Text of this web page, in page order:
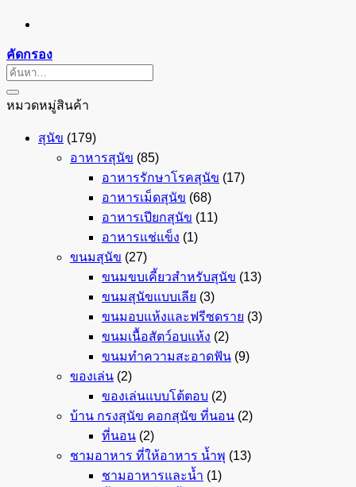
คัดกรอง
ค้นหา:
หมวดหมู่สินค้า
สุนัข (179)
อาหารสุนัข (85)
อาหารรักษาโรคสุนัข (17)
อาหารเม็ดสุนัข (68)
อาหารเปียกสุนัข (11)
อาหารแช่แข็ง (1)
ขนมสุนัข (27)
ขนมขบเคี้ยวสำหรับสุนัข (13)
ขนมสุนัขแบบเลีย (3)
ขนมอบแห้งและฟรีซดราย (3)
ขนมเนื้อสัตว์อบแห้ง (2)
ขนมทำความสะอาดฟัน (9)
ของเล่น (2)
ของเล่นแบบโต้ตอบ (2)
บ้าน กรงสุนัข คอกสุนัข ที่นอน (2)
ที่นอน (2)
ชามอาหาร ที่ให้อาหาร น้ำพุ (13)
ชามอาหารและน้ำ (1)